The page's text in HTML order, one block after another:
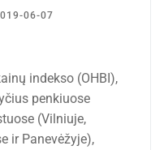
06-07
indekso (OHBI),
penkiuose
(Vilniuje,
ir Panevėžyje),